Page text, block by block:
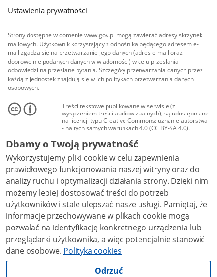
Ustawienia prywatności
Strony dostępne w domenie www.gov.pl mogą zawierać adresy skrzynek
mailowych. Użytkownik korzystający z odnośnika będącego adresem e-
mail zgadza się na przetwarzanie jego danych (adres e-mail oraz
dobrowolnie podanych danych w wiadomości) w celu przesłania
odpowiedzi na przesłane pytania. Szczegóły przetwarzania danych przez
każdą z jednostek znajdują się w ich politykach przetwarzania danych
osobowych.
Treści tekstowe publikowane w serwisie (z
wyłączeniem treści audiowizualnych), są udostępniane
na licencji typu Creative Commons: uznanie autorstwa
- na tych samych warunkach 4.0 (CC BY-SA 4.0).
Materiały audiowizualne, w tym zdjęcia, materiały
audio i wideo, są udostępniane na licencji typu
Creative Commons: uznanie autorstwa użycie
niekomercyjne - bez utworów zależnych 4.0 (CC BY-
NC-ND 4.0), o ile nie jest to stwierdzone inaczej.
Dbamy o Twoją prywatność
Wykorzystujemy pliki cookie w celu zapewnienia
prawidłowego funkcjonowania naszej witryny oraz do
analizy ruchu i optymalizacji działania strony. Dzięki nim
możemy lepiej dostosować treści do potrzeb
użytkowników i stale ulepszać nasze usługi. Pamiętaj, że
informacje przechowywane w plikach cookie mogą
pozwalać na identyfikację konkretnego urządzenia lub
przeglądarki użytkownika, a więc potencjalnie stanowić
dane osobowe. Polityka cookies
Odrzuć